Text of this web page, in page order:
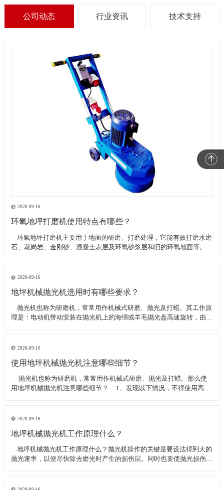
公司动态 行业资讯 技术支持
2020-09-16
环氧地坪打磨机使用特点有哪些？
​ 环氧地坪打磨机主要用于地面的研磨、打磨处理，它能有效打磨水磨
石、花岗岩、金刚砂、混凝土表层及环氧砂浆层和旧的环氧地面等。具
地坪工程处理的必备设
2020-09-16
地坪机械抛光机选用时有哪些要求？
​ 抛光机也称为研磨机，常常用作机械式研磨、抛光及打蜡。其工作原
理是：电动机带动安装在抛光机上的海绵或羊毛抛光盘高速旋转，由于
求？
2020-09-16
使用地坪机械抛光机注意哪些细节？
​ 抛光机也称为研磨机，常常用作机械式研磨、抛光及打蜡。那么使
用地坪机械抛光机注意哪些细节？ 1、发现以下情况，不得使用高速
2020-09-16
地坪机械抛光机工作原理什么？
​ 地坪机械抛光机工作原理什么？抛光机操作的关键是要设法得到大的
抛光速率，以便尽快除去磨光时产生的损伤层。同时也要使抛光损伤层
较深；后者要求使用最细的